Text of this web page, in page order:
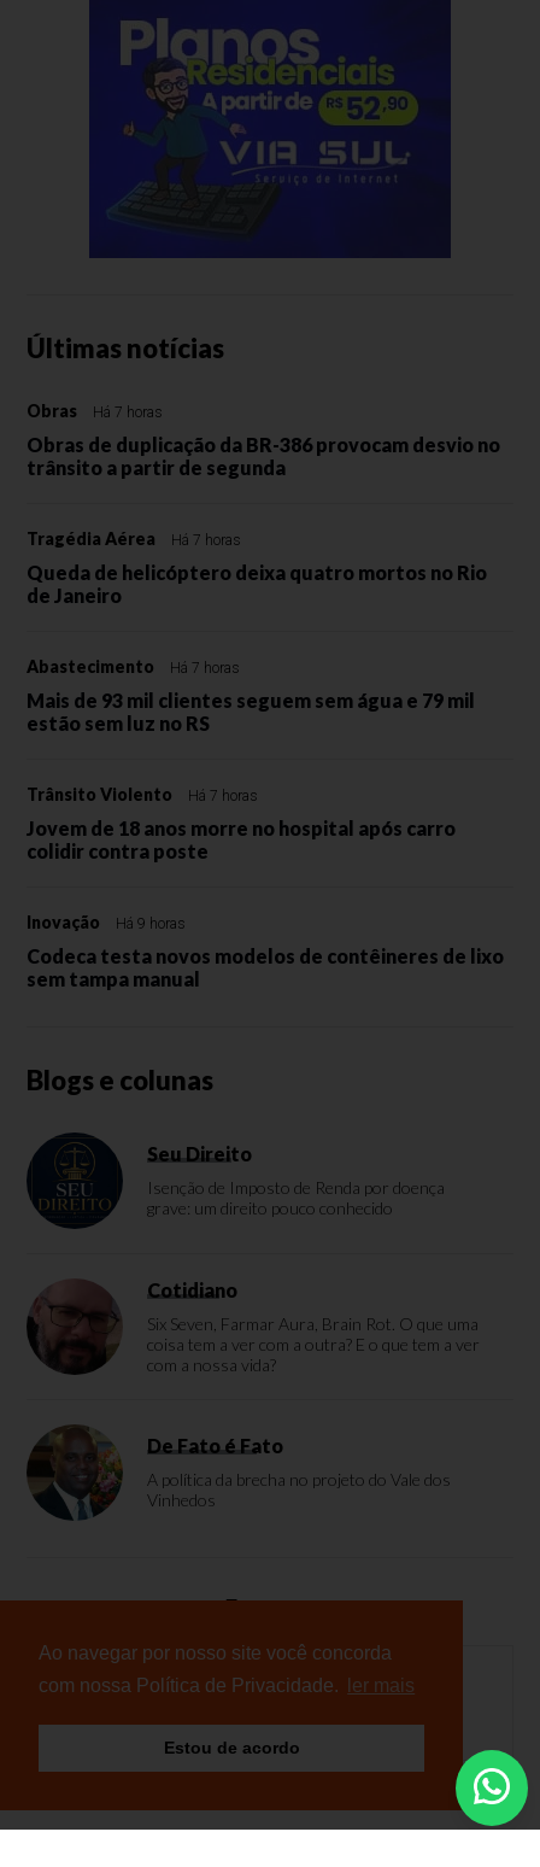
Ao navegar por nosso site você concorda
com nossa Política de Privacidade.
ler mais
Estou de acordo
Últimas notícias
Obras Há 7 horas
Obras de duplicação da BR-386 provocam desvio no
trânsito a partir de segunda
Tragédia Aérea Há 7 horas
Queda de helicóptero deixa quatro mortos no Rio
de Janeiro
Abastecimento Há 7 horas
Mais de 93 mil clientes seguem sem água e 79 mil
estão sem luz no RS
Trânsito Violento Há 7 horas
Jovem de 18 anos morre no hospital após carro
colidir contra poste
Inovação Há 9 horas
Codeca testa novos modelos de contêineres de lixo
sem tampa manual
Blogs e colunas
Seu Direito
Isenção de Imposto de Renda por doença
grave: um direito pouco conhecido
Cotidiano
Six Seven, Farmar Aura, Brain Rot. O que uma
coisa tem a ver com a outra? E o que tem a ver
com a nossa vida?
De Fato é Fato
A política da brecha no projeto do Vale dos
Vinhedos
Enquete